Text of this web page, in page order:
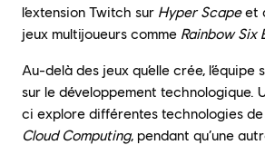
l’extension Twitch sur Hyper Scapeet
jeux multijoueurs comme Rainbow Six
Au-delà des jeux qu’elle crée,
sur le développement technologique.
ci explore différentes technologies
Cloud Computing, pendant qu’une